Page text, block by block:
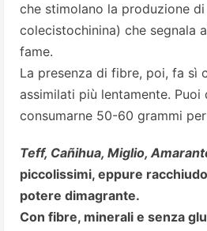
che stimolano la produzione
colecistochinina) che segnala
fame.
La presenza di fibre, poi, fa sì
assimilati più lentamente.
consumarne 50-60 grammi
Teff, Cañihua, Miglio,
piccolissimi, eppure
potere dimagrante.
Con fibre, minerali e senza